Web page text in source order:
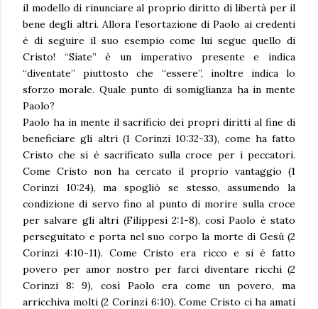
il modello di rinunciare al proprio diritto di libertà per il
bene degli altri. Allora l’esortazione di Paolo ai credenti
è di seguire il suo esempio come lui segue quello di
Cristo! “Siate” è un imperativo presente e indica
“diventate” piuttosto che “essere”, inoltre indica lo
sforzo morale. Quale punto di somiglianza ha in mente
Paolo?
Paolo ha in mente il sacrificio dei propri diritti al fine di
beneficiare gli altri (1 Corinzi 10:32-33), come ha fatto
Cristo che si è sacrificato sulla croce per i peccatori.
Come Cristo non ha cercato il proprio vantaggio (1
Corinzi 10:24), ma spogliò se stesso, assumendo la
condizione di servo fino al punto di morire sulla croce
per salvare gli altri (Filippesi 2:1-8), così Paolo è stato
perseguitato e porta nel suo corpo la morte di Gesù (2
Corinzi 4:10-11). Come Cristo era ricco e si è fatto
povero per amor nostro per farci diventare ricchi (2
Corinzi 8: 9), così Paolo era come un povero, ma
arricchiva molti (2 Corinzi 6:10). Come Cristo ci ha amati